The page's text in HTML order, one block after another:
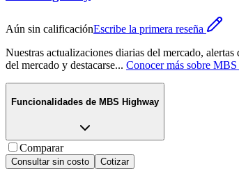
Aún sin calificaciónEscribe la primera reseña
Nuestras actualizaciones diarias del mercado,
del mercado y destacarse... Conocer más sobre MBS
Funcionalidades de MBS Highway
Comparar
Consultar sin costo Cotizar